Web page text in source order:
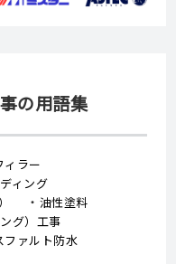
の用語集
ィラー
ィング
油性塗料
グ）工事
ファルト防水